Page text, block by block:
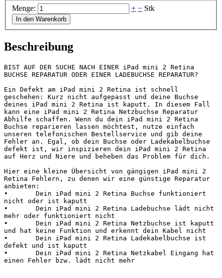
Menge:
+ − Stk
In den Warenkorb
Beschreibung
BIST AUF DER SUCHE NACH EINER iPad mini 2 Retina
BUCHSE REPARATUR ODER EINER LADEBUCHSE REPARATUR?
Ein Defekt am iPad mini 2 Retina ist schnell
geschehen: Kurz nicht aufgepasst und deine Buchse
deines iPad mini 2 Retina ist kaputt. In diesem Fall
kann eine iPad mini 2 Retina Netzbuchse Reparatur
Abhilfe schaffen. Wenn du dein iPad mini 2 Retina
Buchse reparieren lassen möchtest, nutze einfach
unseren telefonischen Bestellservice und gib deine
Fehler an. Egal, ob dein Buchse oder Ladekabelbuchse
defekt ist, wir inspizieren dein iPad mini 2 Retina
auf Herz und Niere und beheben das Problem für dich.
Hier eine kleine Übersicht von gängigen iPad mini 2
Retina Fehlern, zu denen wir eine günstige Reparatur
anbieten:
•	Dein iPad mini 2 Retina Buchse funktioniert
nicht oder ist kaputt
•	Dein iPad mini 2 Retina Ladebuchse lädt nicht
mehr oder funktioniert nicht
•	Dein iPad mini 2 Retina Netzbuchse ist kaputt
und hat keine Funktion und erkennt dein Kabel nicht
•	Dein iPad mini 2 Retina Ladekabelbuchse ist
defekt und ist kaputt
•	Dein iPad mini 2 Retina Netzkabel Eingang hat
einen Fehler bzw. lädt nicht mehr